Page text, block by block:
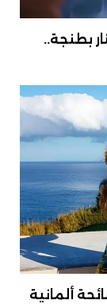
بطنجة..
ألمانية